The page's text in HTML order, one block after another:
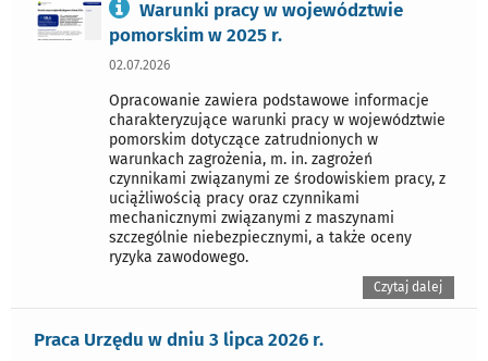
Warunki pracy w województwie
pomorskim w 2025 r.
02.07.2026
Opracowanie zawiera podstawowe informacje
charakteryzujące warunki pracy w województwie
pomorskim dotyczące zatrudnionych w
warunkach zagrożenia, m. in. zagrożeń
czynnikami związanymi ze środowiskiem pracy, z
uciążliwością pracy oraz czynnikami
mechanicznymi związanymi z maszynami
szczególnie niebezpiecznymi, a także oceny
ryzyka zawodowego.
Czytaj dalej
Praca Urzędu w dniu 3 lipca 2026 r.